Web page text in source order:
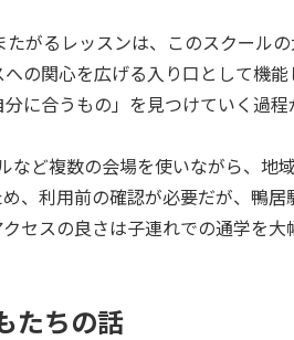
がるレッスンは、このスクール
の関心を広げる入り口として機
に合うもの」を見つけていく過
ど複数の会場を使いながら、地
、利用前の確認が必要だが、鴨
セスの良さは子連れでの通学を
たちの話